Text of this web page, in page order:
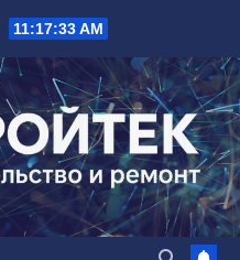
11:17:34 AM